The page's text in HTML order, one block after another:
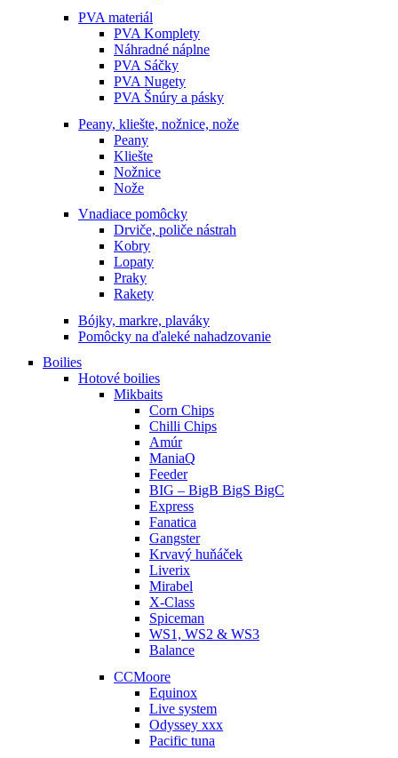
PVA materiál
PVA Komplety
Náhradné náplne
PVA Sáčky
PVA Nugety
PVA Šnúry a pásky
Peany, kliešte, nožnice, nože
Peany
Kliešte
Nožnice
Nože
Vnadiace pomôcky
Drviče, poliče nástrah
Kobry
Lopaty
Praky
Rakety
Bójky, markre, plaváky
Pomôcky na ďaleké nahadzovanie
Boilies
Hotové boilies
Mikbaits
Corn Chips
Chilli Chips
Amúr
ManiaQ
Feeder
BIG – BigB BigS BigC
Express
Fanatica
Gangster
Krvavý huňáček
Liverix
Mirabel
X-Class
Spiceman
WS1, WS2 & WS3
Balance
CCMoore
Equinox
Live system
Odyssey xxx
Pacific tuna